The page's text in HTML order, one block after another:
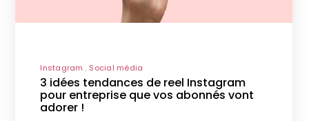
Instagram Social média
3 idées tendances de reel Instagram
pour entreprise que vos abonnés vont
adorer !